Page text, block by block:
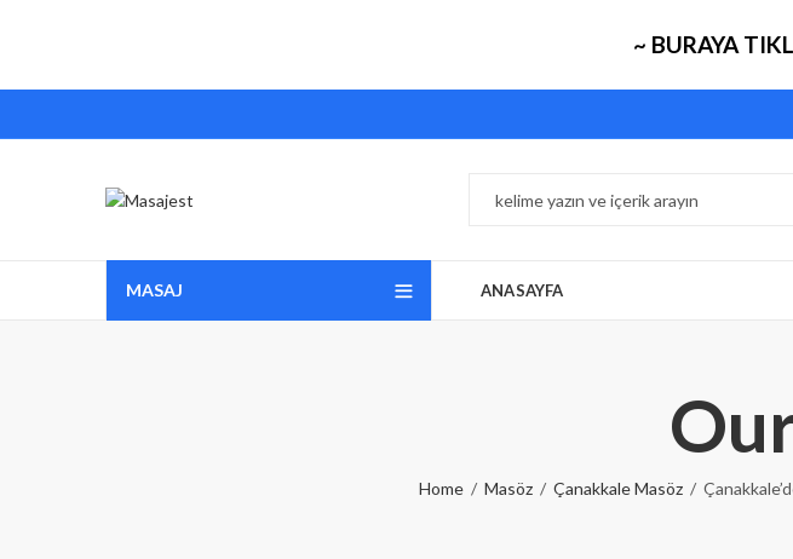
~ BURAYA
MASAJ ANASAYFA
Home Masöz Çanakkale Masöz